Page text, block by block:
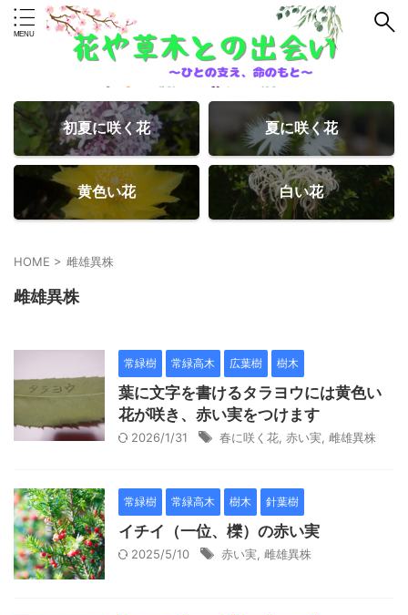
初夏に咲く花 夏に咲く花
黄色い花 白い花
HOME > 雌雄異株
雌雄異株
常緑樹 常緑高木 広葉樹 樹木
葉に文字を書けるタラヨウには黄色い
花が咲き、赤い実をつけます
2026/1/31 春に咲く花 赤い実 雌雄異株
常緑樹 常緑高木 樹木 針葉樹
イチイ（一位、櫟）の赤い実
2025/5/10 赤い実 雌雄異株